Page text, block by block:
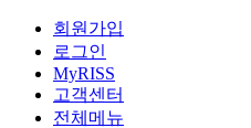
회원가입
로그인
MyRISS
고객센터
전체메뉴